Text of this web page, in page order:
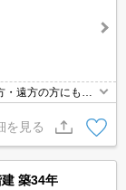
遠方の方にも公
を見る
築34年